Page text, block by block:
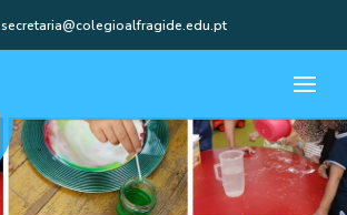
secretaria@colegioalfragide.edu.pt